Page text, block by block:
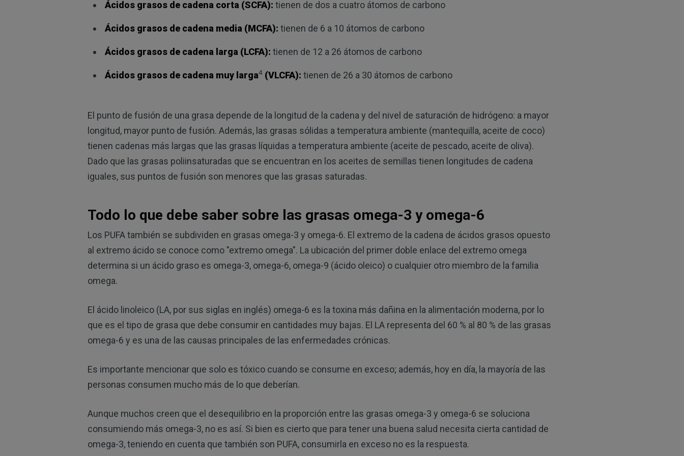
Ácidos grasos de cadena corta (SCFA): tienen de dos a cuatro átomos de carbono
Ácidos grasos de cadena media (MCFA): tienen de 6 a 10 átomos de carbono
Ácidos grasos de cadena larga (LCFA): tienen de 12 a 26 átomos de carbono
Ácidos grasos de cadena muy larga4 (VLCFA): tienen de 26 a 30 átomos de carbono
El punto de fusión de una grasa depende de la longitud de la cadena y del nivel de saturación de hidrógeno: a mayor
longitud, mayor punto de fusión. Además, las grasas sólidas a temperatura ambiente (mantequilla, aceite de coco)
tienen cadenas más largas que las grasas líquidas a temperatura ambiente (aceite de pescado, aceite de oliva).
Dado que las grasas poliinsaturadas que se encuentran en los aceites de semillas tienen longitudes de cadena
iguales, sus puntos de fusión son menores que las grasas saturadas.
Todo lo que debe saber sobre las grasas omega-3 y omega-6
Los PUFA también se subdividen en grasas omega-3 y omega-6. El extremo de la cadena de ácidos grasos opuesto
al extremo ácido se conoce como "extremo omega". La ubicación del primer doble enlace del extremo omega
determina si un ácido graso es omega-3, omega-6, omega-9 (ácido oleico) o cualquier otro miembro de la familia
omega.
El ácido linoleico (LA, por sus siglas en inglés) omega-6 es la toxina más dañina en la alimentación moderna, por lo
que es el tipo de grasa que debe consumir en cantidades muy bajas. El LA representa del 60 % al 80 % de las grasas
omega-6 y es una de las causas principales de las enfermedades crónicas.
Es importante mencionar que solo es tóxico cuando se consume en exceso; además, hoy en día, la mayoría de las
personas consumen mucho más de lo que deberían.
Aunque muchos creen que el desequilibrio en la proporción entre las grasas omega-3 y omega-6 se soluciona
consumiendo más omega-3, no es así. Si bien es cierto que para tener una buena salud necesita cierta cantidad de
omega-3, teniendo en cuenta que también son PUFA, consumirla en exceso no es la respuesta.